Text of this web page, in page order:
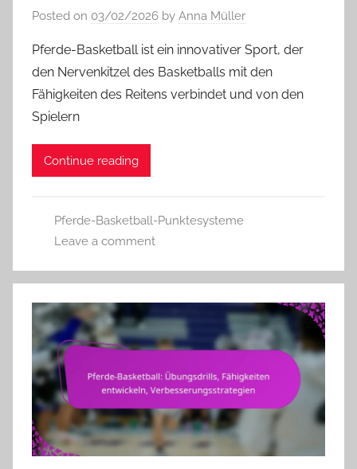
Posted on 03/02/2026 by Anna Müller
Pferde-Basketball ist ein innovativer Sport, der
den Nervenkitzel des Basketballs mit den
Fähigkeiten des Reitens verbindet und von den
Spielern
Continue reading
Pferde-Basketball-Punktesysteme
Leave a comment